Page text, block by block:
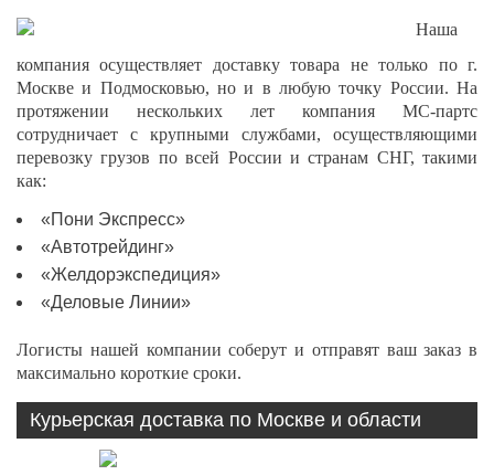
Наша
компания осуществляет доставку товара не только по г.
Москве и Подмосковью, но и в любую точку России. На
протяжении нескольких лет компания МС-партс
сотрудничает с крупными службами, осуществляющими
перевозку грузов по всей России и странам СНГ, такими
как:
«Пони Экспресс»
«Автотрейдинг»
«Желдорэкспедиция»
«Деловые Линии»
Логисты нашей компании соберут и отправят ваш заказ в
максимально короткие сроки.
Курьерская доставка по Москве и области